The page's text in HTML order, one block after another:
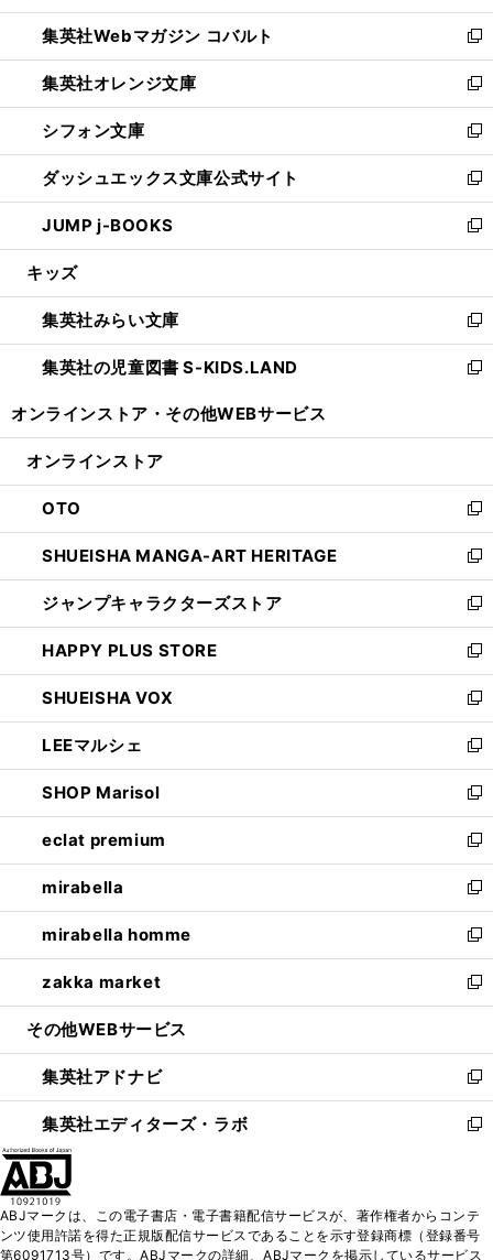
開
く
ウ
で
開
く
ン
ド
ウ
で
開
く
ウ
ィ
ン
ド
ウ
で
開
く
集英社Webマガジン コバルト
新
し
い
ウ
ィ
ン
ド
ウ
で
開
集英社オレンジ文庫
新
し
い
ウ
ィ
ン
ド
ウ
開
く
シフォン文庫
新
し
い
ウ
ィ
ン
ウ
で
開
く
ダッシュエックス文庫公式サイト
新
し
い
ウ
ン
ド
ウ
で
JUMP j-BOOKS
新
し
ウ
ィ
ン
ド
開
キッズ
集英社みらい文庫
新
し
い
ン
ウ
で
開
く
集英社の児童図書 S-KIDS.LAND
新
ウ
ン
ド
ウ
で
開
く
オンラインストア・ その他WEBサービス
オンラインストア
OTO
新
し
い
ウ
ィ
ン
ド
ウ
で
開
く
SHUEISHA MANGA-ART HERITAGE
新
し
い
ウ
ィ
ン
ド
ウ
で
開
く
ジャンプキャラクターズストア
新
し
い
ウ
ィ
ン
ド
ウ
で
開
く
HAPPY PLUS STORE
新
し
い
ウ
ィ
ン
ド
ウ
で
開
く
SHUEISHA VOX
新
し
い
ウ
ィ
ン
ド
ウ
で
開
く
LEEマルシェ
新
し
い
ウ
ィ
ン
ド
ウ
で
開
く
SHOP Marisol
新
し
い
ウ
ィ
ン
ド
ウ
で
開
eclat premium
新
し
い
ウ
ィ
ン
ド
ウ
開
く
mirabella
新
し
い
ウ
ィ
ン
ウ
で
開
く
mirabella homme
新
し
い
ウ
ン
ド
ウ
で
zakka market
新
し
ウ
ィ
ン
ド
く
その他WEBサービス
集英社アドナビ
新
し
い
ド
ウ
集英社エディターズ・ラボ
新
ィ
ン
ABJマークは、この電子書店・電子書籍配信サービスが、著作権者からコンテ
ンツ使用許諾を得た正規版配信サービスであることを示す登録商標（登録番号
第6091713号）です。ABJマークの詳細、ABJマークを掲示しているサービス